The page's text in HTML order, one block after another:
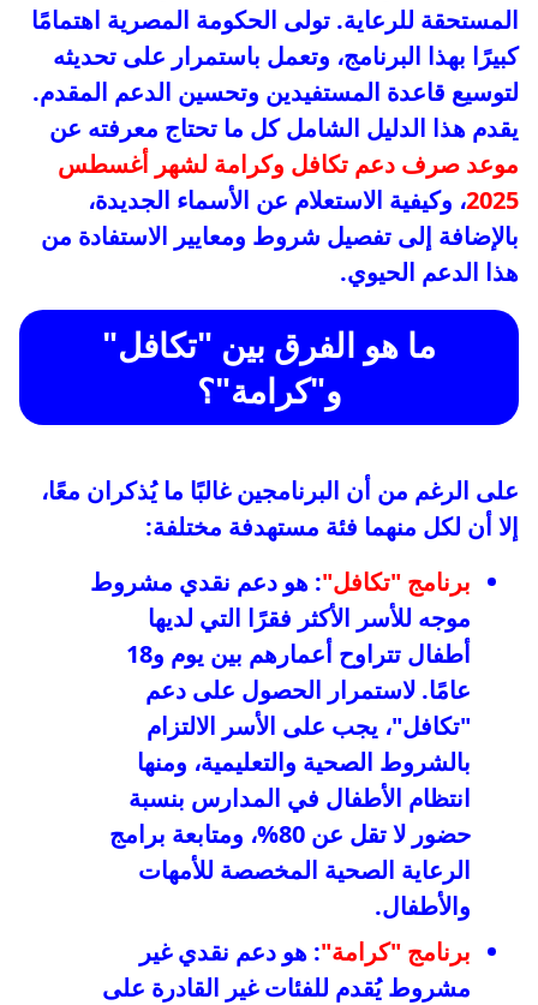
المستحقة للرعاية. تولى الحكومة المصرية اهتمامًا
كبيرًا بهذا البرنامج، وتعمل باستمرار على تحديثه
لتوسيع قاعدة المستفيدين وتحسين الدعم المقدم.
يقدم هذا الدليل الشامل كل ما تحتاج معرفته عن
موعد صرف دعم تكافل وكرامة لشهر أغسطس
2025، وكيفية الاستعلام عن الأسماء الجديدة،
بالإضافة إلى تفصيل شروط ومعايير الاستفادة من
هذا الدعم الحيوي.
ما هو الفرق بين "تكافل"
و"كرامة"؟
على الرغم من أن البرنامجين غالبًا ما يُذكران معًا،
إلا أن لكل منهما فئة مستهدفة مختلفة:
برنامج "تكافل": هو دعم نقدي مشروط
موجه للأسر الأكثر فقرًا التي لديها
أطفال تتراوح أعمارهم بين يوم و18
عامًا. لاستمرار الحصول على دعم
"تكافل"، يجب على الأسر الالتزام
بالشروط الصحية والتعليمية، ومنها
انتظام الأطفال في المدارس بنسبة
حضور لا تقل عن 80%، ومتابعة برامج
الرعاية الصحية المخصصة للأمهات
والأطفال.
برنامج "كرامة": هو دعم نقدي غير
مشروط يُقدم للفئات غير القادرة على